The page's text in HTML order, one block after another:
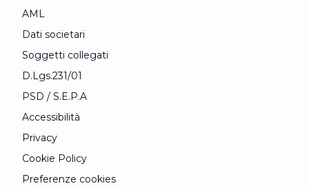
AML
Dati societari
Soggetti collegati
D.Lgs.231/01
PSD / S.E.P.A
Accessibilità
Privacy
Cookie Policy
Preferenze cookies